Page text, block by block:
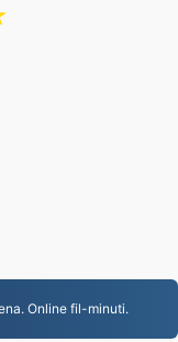
Online fil-minuti.